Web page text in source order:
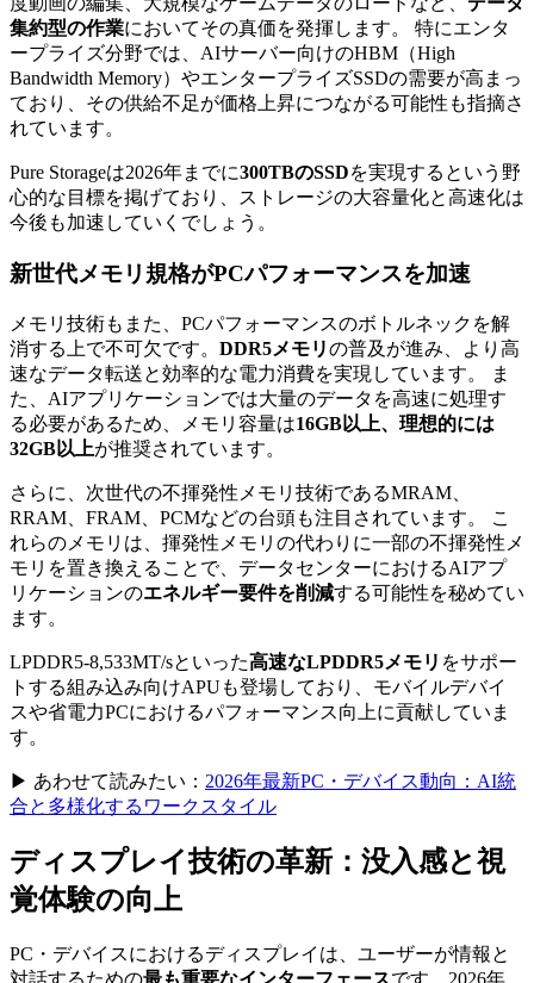
集約型の作業においてその真価を発揮します。 特にエンタ
ープライズ分野では、AIサーバー向けのHBM（High
Bandwidth Memory）やエンタープライズSSDの需要が高まっ
ており、その供給不足が価格上昇につながる可能性も指摘さ
れています。
Pure Storageは2026年までに300TBのSSDを実現するという野
心的な目標を掲げており、ストレージの大容量化と高速化は
今後も加速していくでしょう。
新世代メモリ規格がPCパフォーマンスを加速
メモリ技術もまた、PCパフォーマンスのボトルネックを解
消する上で不可欠です。 DDR5メモリの普及が進み、より高
速なデータ転送と効率的な電力消費を実現しています。 ま
た、AIアプリケーションでは大量のデータを高速に処理す
る必要があるため、メモリ容量は16GB以上、理想的には
32GB以上が推奨されています。
さらに、次世代の不揮発性メモリ技術であるMRAM、
RRAM、FRAM、PCMなどの台頭も注目されています。 こ
れらのメモリは、揮発性メモリの代わりに一部の不揮発性メ
モリを置き換えることで、データセンターにおけるAIアプ
リケーションのエネルギー要件を削減する可能性を秘めてい
ます。
LPDDR5-8,533MT/sといった高速なLPDDR5メモリ をサポー
トする組み込み向けAPUも登場しており、モバイルデバイ
スや省電力PCにおけるパフォーマンス向上に貢献していま
す。
▶ あわせて読みたい： 2026年最新PC・デバイス動向：AI統
合と多様化するワークスタイル
ディスプレイ技術の革新：没入感と視
覚体験の向上
PC・デバイスにおけるディスプレイは、ユーザーが情報と